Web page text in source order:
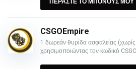
ΠΕΡΑΣΤΕ ΤΟ ΜΠΟΝΟΥΣ ΜΟΥ
CSGOEmpire
1 δωρεάν θυρίδα ασφαλείας
χρησιμοποιώντας τον κωδικό